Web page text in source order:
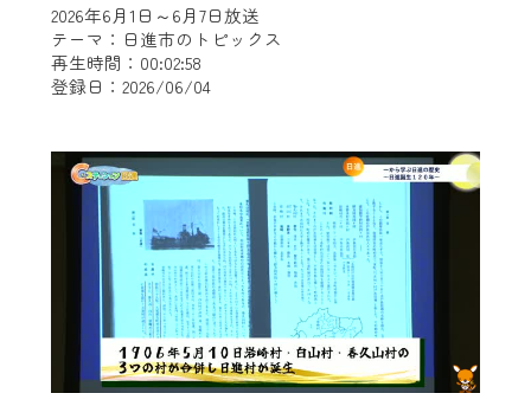
2026年6月1日～6月7日放送
テーマ：日進市のトピックス
再生時間：00:02:58
登録日：2026/06/04